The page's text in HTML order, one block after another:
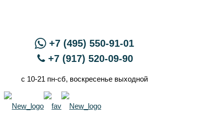
+7 (495) 550-91-01
+7 (917) 520-09-90
с 10-21 пн-сб, воскресенье выходной